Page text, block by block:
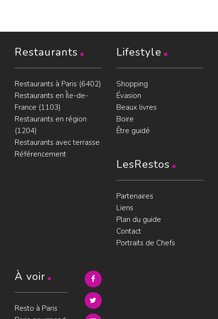
Restaurants
Restaurants à Paris (6402)
Restaurants en Île-de-
France (1103)
Restaurants en région
(1204)
Restaurants avec terrasse
Référencement
Lifestyle
Shopping
Évasion
Beaux livres
Boire
Être guidé
LesRestos
Partenaires
Liens
Plan du guide
Contact
Portraits de Chefs
À voir
Resto à Paris